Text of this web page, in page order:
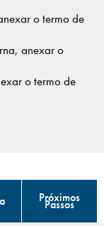
o termo de
anexar o
o termo de
Próximos
Passos